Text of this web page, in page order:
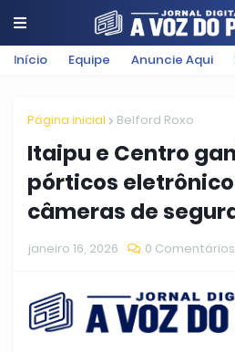
Início Equipe Anuncie Aqui
Página inicial Belford Roxo
Itaipu e Centro
pórticos
câmeras de
janeiro 16, 2026 0 Comentários